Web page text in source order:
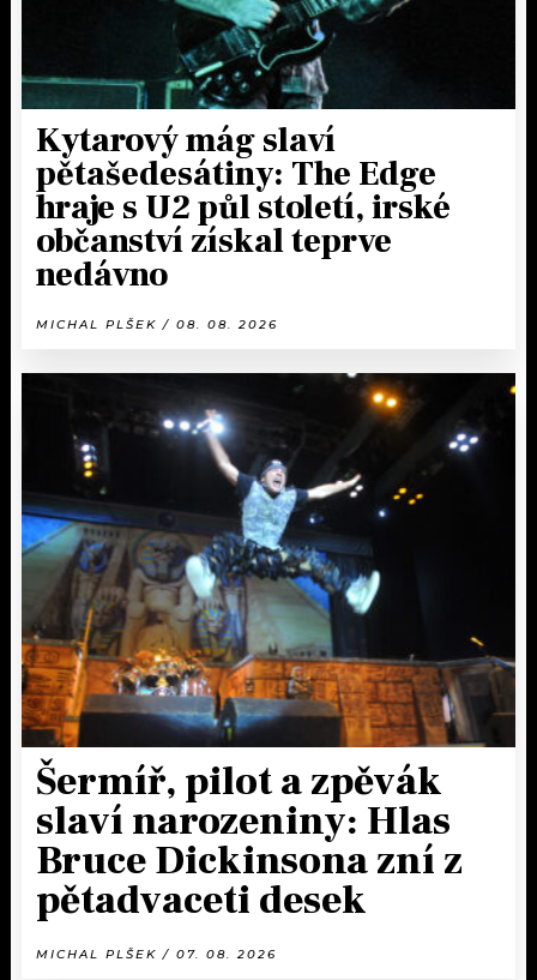
Kytarový mág slaví
pětašedesátiny: The Edge
hraje s U2 půl století, irské
občanství získal teprve
nedávno
MICHAL PLŠEK / 08. 08. 2026
Šermíř, pilot a zpěvák
slaví narozeniny: Hlas
Bruce Dickinsona zní z
pětadvaceti desek
MICHAL PLŠEK / 07. 08. 2026